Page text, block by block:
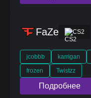
FaZe CS2
jcobbb karrigan
frozen
Twistzz
Подробнее